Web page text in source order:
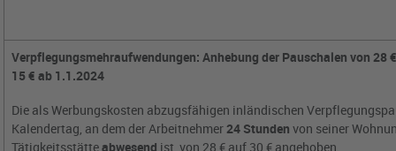
Verpflegungsmehraufwendungen: Anhebung der Pauschalen von 28
15 € ab 1.1.2024
Die als Werbungskosten abzugsfähigen inländischen
Kalendertag, an dem der Arbeitnehmer 24 Stunden von seiner
Tätigkeitsstätteabwesend ist, von 28 € auf 30 € angehoben.